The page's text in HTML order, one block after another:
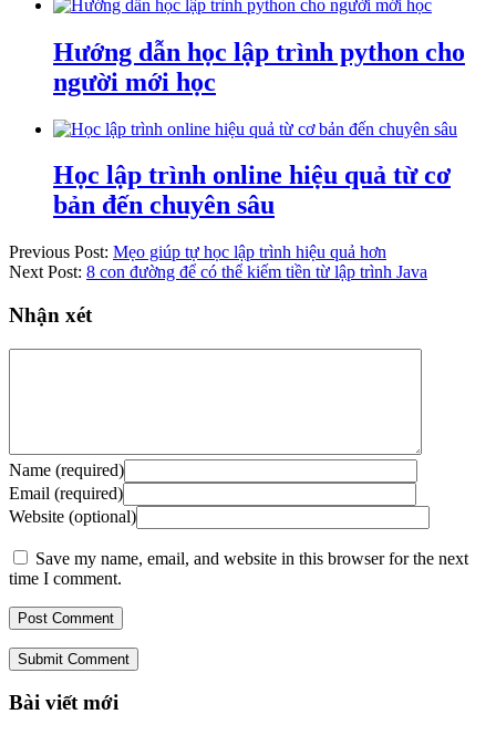
Hướng dẫn học lập trình python cho
người mới học
Học lập trình online hiệu quả từ cơ
bản đến chuyên sâu
Previous Post: Mẹo giúp tự học lập trình hiệu quả hơn
Next Post: 8 con đường để có thể kiếm tiền từ lập trình Java
Nhận xét
Name (required)
Email (required)
Website (optional)
Save my name, email, and website in this browser for the next
time I comment.
Submit Comment
Bài viết mới